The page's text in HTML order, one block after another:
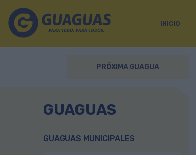
INICIO
PRÓXIMA GUAGUA
GUAGUAS
GUAGUAS MUNICIPALES